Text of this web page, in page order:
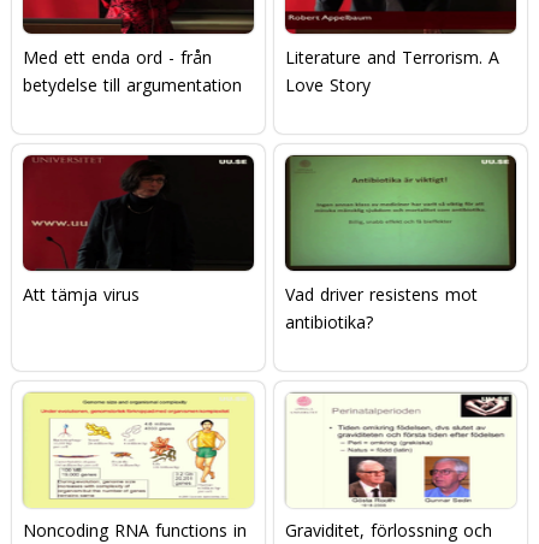
Med ett enda ord - från
betydelse till argumentation
Literature and Terrorism. A
Love Story
Att tämja virus
Vad driver resistens mot
antibiotika?
Noncoding RNA functions in
Graviditet, förlossning och